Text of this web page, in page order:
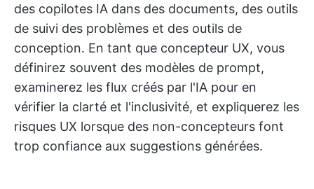
des copilotes IA dans des documents, des outils
de suivi des problèmes et des outils de
conception. En tant que concepteur UX, vous
définirez souvent des modèles de prompt,
examinerez les flux créés par l'IA pour en
vérifier la clarté et l'inclusivité, et expliquerez les
risques UX lorsque des non-concepteurs font
trop confiance aux suggestions générées.